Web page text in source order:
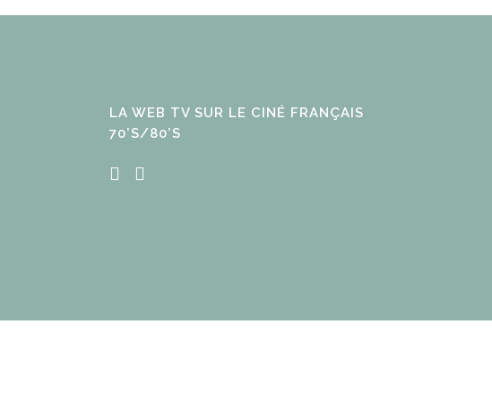
LA WEB TV SUR LE CINÉ FRANÇAIS
70’S/80’S